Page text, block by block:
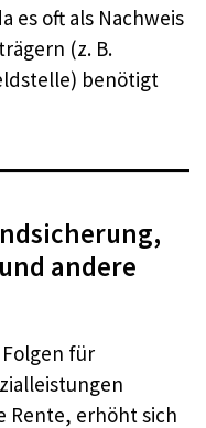
es oft als Nachweis
(z. B.
benötigt
andere
für
Rente, erhöht sich